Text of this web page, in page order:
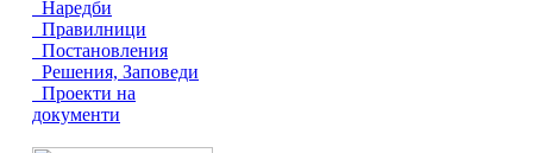
Наредби
Правилници
Постановления
Решения, Заповеди
Проекти на
документи